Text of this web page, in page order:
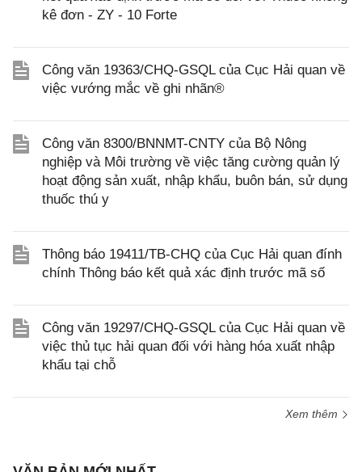
kê đơn - ZY - 10 Forte
Công văn 19363/CHQ-GSQL của Cục Hải quan về
việc vướng mắc về ghi nhãn®
Công văn 8300/BNNMT-CNTY của Bộ Nông
nghiệp và Môi trường về việc tăng cường quản lý
hoạt động sản xuất, nhập khẩu, buôn bán, sử dụng
thuốc thú y
Thông báo 19411/TB-CHQ của Cục Hải quan đính
chính Thông báo kết quả xác định trước mã số
Công văn 19297/CHQ-GSQL của Cục Hải quan về
việc thủ tục hải quan đối với hàng hóa xuất nhập
khẩu tại chỗ
Xem thêm